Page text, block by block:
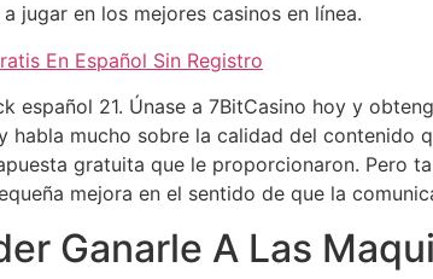
jugar en los mejores casinos en línea.
En Español Sin Registro
español 21. Únase a 7BitCasino hoy y
habla mucho sobre la calidad del contenido
gratuita que le proporcionaron. Pero
mejora en el sentido de que la
Ganarle A Las